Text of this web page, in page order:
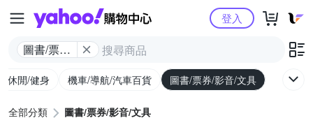
Yahoo購物中心
圖書/票券/
登入
/休閒/健身 機車/導航/汽車百貨 圖書/票券/影音/文具
全部分類 圖書/票券/影音/文具